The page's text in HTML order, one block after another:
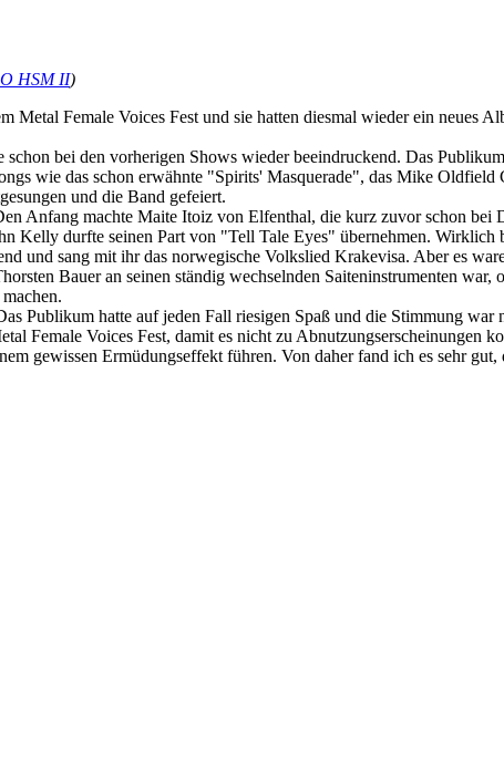
HSM II)
Female Voices Fest und sie hatten diesmal wieder ein neues
bei den vorherigen Shows wieder beeindruckend. Das
wie das schon erwähnte "Spirits' Masquerade", das Mike
und die Band gefeiert.
Anfang machte Maite Itoiz von Elfenthal, die kurz zuvor schon bei
Kelly durfte seinen Part von "Tell Tale Eyes" übernehmen. Wirklich
und sang mit ihr das norwegische Volkslied Krakevisa. Aber es
Bauer an seinen ständig wechselnden Saiteninstrumenten war,
Publikum hatte auf jeden Fall riesigen Spaß und die Stimmung war
Female Voices Fest, damit es nicht zu Abnutzungserscheinungen
gewissen Ermüdungseffekt führen. Von daher fand ich es sehr gut,